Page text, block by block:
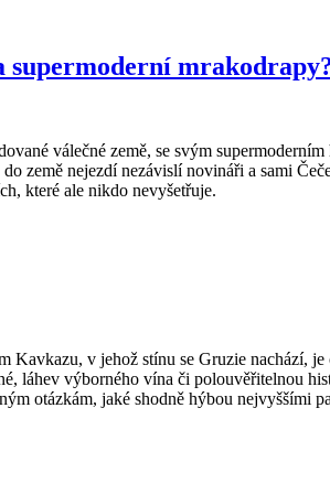
válečné země, se svým
země nejezdí nezávislí novináři a sami
které ale nikdo nevyšetřuje.
v jehož stínu se Gruzie nachází,
láhev výborného vína či polouvěřitelnou
otázkám, jaké shodně hýbou nejvyššími